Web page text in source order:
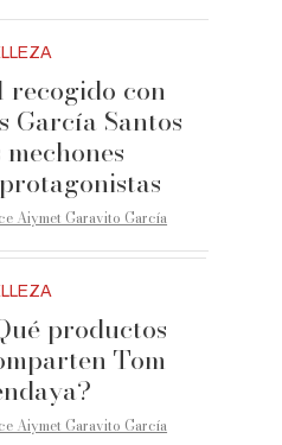
recogido con
García Santos
Aiymet Garavito García
productos
Tom
Aiymet Garavito García